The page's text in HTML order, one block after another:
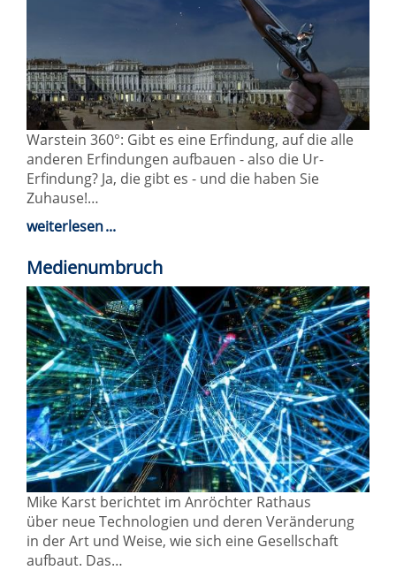
Warstein 360°: Gibt es eine Erfindung, auf die alle
anderen Erfindungen aufbauen - also die Ur-
Erfindung? Ja, die gibt es - und die haben Sie
Zuhause!…
weiterlesen
Medienumbruch
Mike Karst berichtet im Anröchter Rathaus
über neue Technologien und deren Veränderung
in der Art und Weise, wie sich eine Gesellschaft
aufbaut. Das…